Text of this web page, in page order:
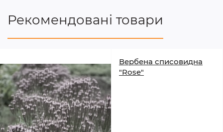
Рекомендовані товари
Вербена списовидна
"Rose"